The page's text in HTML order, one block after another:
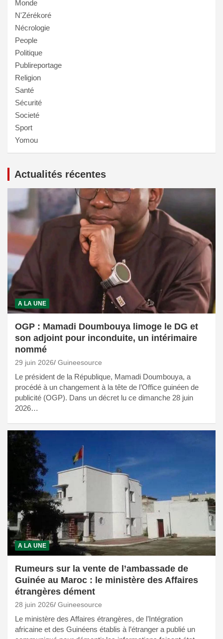
Monde
N'Zérékoré
Nécrologie
People
Politique
Publireportage
Religion
Santé
Sécurité
Societé
Sport
Yomou
Actualités récentes
A LA UNE
OGP : Mamadi Doumbouya limoge le DG et
son adjoint pour inconduite, un intérimaire
nommé
29 juin 2026 Guineesource
Le président de la République, Mamadi Doumbouya, a
procédé à un changement à la tête de l’Office guinéen de
publicité (OGP). Dans un décret lu ce dimanche 28 juin
2026…
A LA UNE
Rumeurs sur la vente de l’ambassade de
Guinée au Maroc : le ministère des Affaires
étrangères dément
28 juin 2026 Guineesource
Le ministère des Affaires étrangères, de l’Intégration
africaine et des Guinéens établis à l’étranger a publié un